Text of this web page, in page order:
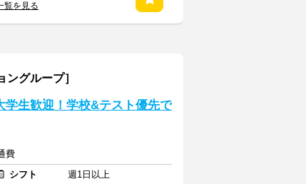
覧を見る
グループ］
学生歓迎！学校&テスト優先で
費
シフト
週1日以上